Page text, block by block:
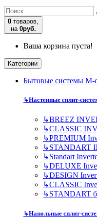
0 товаров,
на 0руб.
Ваша корзина пуста!
Категории
Бытовые системы M-
↳Настенные сплит-
↳BREEZ
↳CLASSIC
↳PREMIUM
↳STANDART
↳Standart
↳DELUXE
↳DESIGN
↳CLASSIC
↳STANDART
↳Напольные сплит-